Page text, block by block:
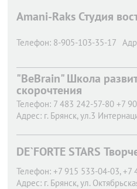
Amani-Raks Студия
Телефон: 8-905-103-35-17
"BeBrain" Школа
скорочтения
Телефон: 7 483 242-57-80 +7
Адрес: г. Брянск, ул.3
DE`FORTE STARS
Телефон: +7 915 533-04-03, +7
Адрес: г. Брянск, ул.